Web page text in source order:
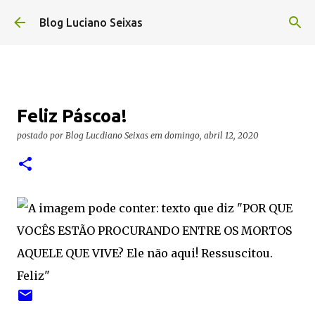
Pular para o conteúdo principal
Blog Luciano Seixas
Feliz Páscoa!
postado por Blog Lucdiano Seixas em domingo, abril 12, 2020